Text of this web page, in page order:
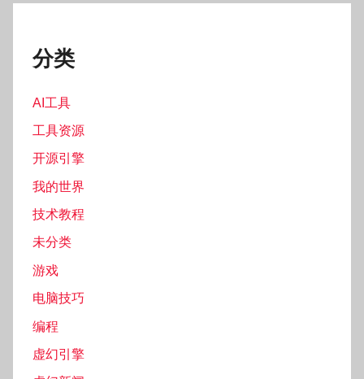
分类
AI工具
工具资源
开源引擎
我的世界
技术教程
未分类
游戏
电脑技巧
编程
虚幻引擎